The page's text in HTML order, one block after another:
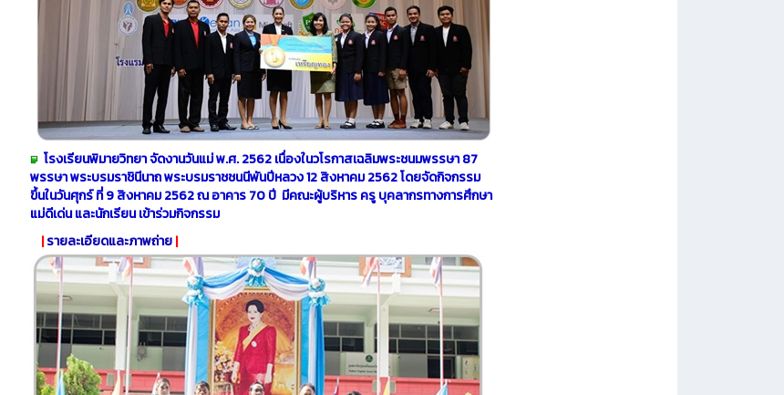
โรงเรียนพิมายวิทยา จัดงานวันแม่ พ.ศ. 2562 เนื่องในวโรกาสเฉลิมพระชนมพรรษา 87
พรรษา พระบรมราชินีนาถ พระบรมราชชนนีพันปีหลวง 12 สิงหาคม 2562 โดยจัดกิจกรรม
ขึ้นในวันศุกร์ ที่ 9 สิงหาคม 2562 ณ อาคาร 70 ปี มีคณะผู้บริหาร ครู บุคลากรทางการศึกษา
แม่ดีเด่น และนักเรียน เข้าร่วมกิจกรรม
|รายละเอียดและภาพถ่าย|